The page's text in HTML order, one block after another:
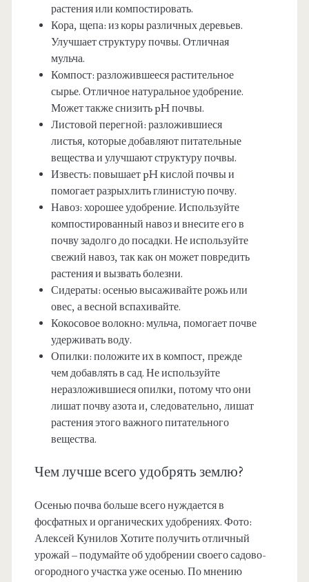
растения или компостировать.
Кора, щепа: из коры различных деревьев.
Улучшает структуру почвы. Отличная
мульча.
Компост: разложившееся растительное
сырье. Отличное натуральное удобрение.
Может также снизить pH почвы.
Листовой перегной: разложившиеся
листья, которые добавляют питательные
вещества и улучшают структуру почвы.
Известь: повышает pH кислой почвы и
помогает разрыхлить глинистую почву.
Навоз: хорошее удобрение. Используйте
компостированный навоз и внесите его в
почву задолго до посадки. Не используйте
свежий навоз, так как он может повредить
растения и вызвать болезни.
Сидераты: осенью высаживайте рожь или
овес, а весной вспахивайте.
Кокосовое волокно: мульча, помогает почве
удерживать воду.
Опилки: положите их в компост, прежде
чем добавлять в сад. Не используйте
неразложившиеся опилки, потому что они
лишат почву азота и, следовательно, лишат
растения этого важного питательного
вещества.
Чем лучше всего удобрять землю?
Осенью почва больше всего нуждается в
фосфатных и органических удобрениях. Фото:
Алексей Кунилов Хотите получить отличный
урожай – подумайте об удобрении своего садово-
огородного участка уже осенью. По мнению